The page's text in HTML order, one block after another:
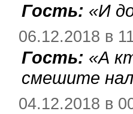
Гость: «И
06.12.2018 в
Гость: «А
смешите
04.12.2018 в